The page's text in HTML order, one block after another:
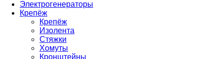
Электрогенераторы
Крепёж
Крепёж
Изолента
Стяжки
Хомуты
Кронштейны